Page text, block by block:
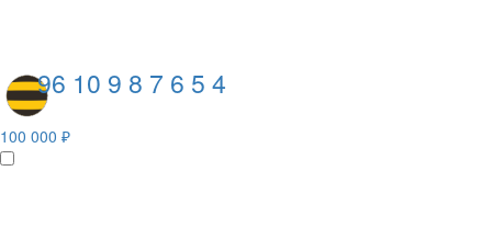
96 10 9 8 7 6 5 4
100 000 ₽